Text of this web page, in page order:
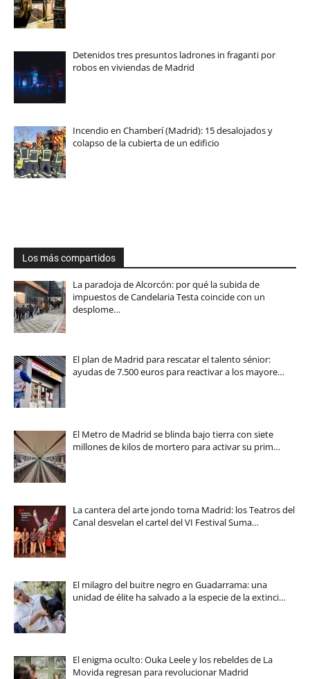
Detenidos tres presuntos ladrones in fraganti por
robos en viviendas de Madrid
Incendio en Chamberí (Madrid): 15 desalojados y
colapso de la cubierta de un edificio
Los más compartidos
La paradoja de Alcorcón: por qué la subida de
impuestos de Candelaria Testa coincide con un
desplome…
El plan de Madrid para rescatar el talento sénior:
ayudas de 7.500 euros para reactivar a los mayore…
El Metro de Madrid se blinda bajo tierra con siete
millones de kilos de mortero para activar su prim…
La cantera del arte jondo toma Madrid: los Teatros del
Canal desvelan el cartel del VI Festival Suma…
El milagro del buitre negro en Guadarrama: una
unidad de élite ha salvado a la especie de la extinci…
El enigma oculto: Ouka Leele y los rebeldes de La
Movida regresan para revolucionar Madrid